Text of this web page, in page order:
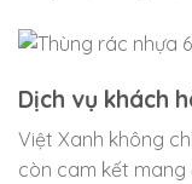
Dịch vụ khách
Việt Xanh không
còn cam kết